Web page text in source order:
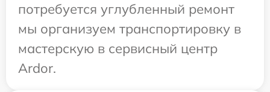
потребуется углубленный ремонт
мы организуем транспортировку в
мастерскую в сервисный центр
Ardor.